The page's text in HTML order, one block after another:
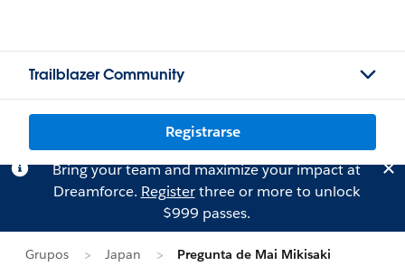
Trailblazer Community
Registrarse
Bring your team and maximize your impact at
Dreamforce. Registerthree or more to unlock
$999 passes.
Grupos Japan Pregunta de Mai Mikisaki